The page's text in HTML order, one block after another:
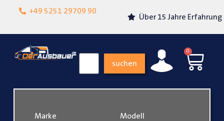
+49 5251 29709 90
Lokalgeschäft in
Über 15 Jahre Erfahrung
suchen
0
Marke Modell